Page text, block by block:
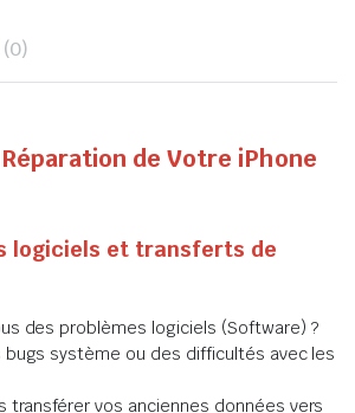
de Votre iPhone
logiciels et transferts de
des problèmes logiciels (Software) ?
système ou des difficultés avec les
transférer vos anciennes données vers